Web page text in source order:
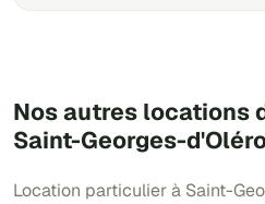
Nos autres locations
Saint-Georges-
Location particulier à Saint-